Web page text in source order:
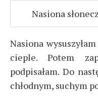
Nasiona
Nasiona
cieple. Potem
podpisałam. Do
chłodnym, suchym